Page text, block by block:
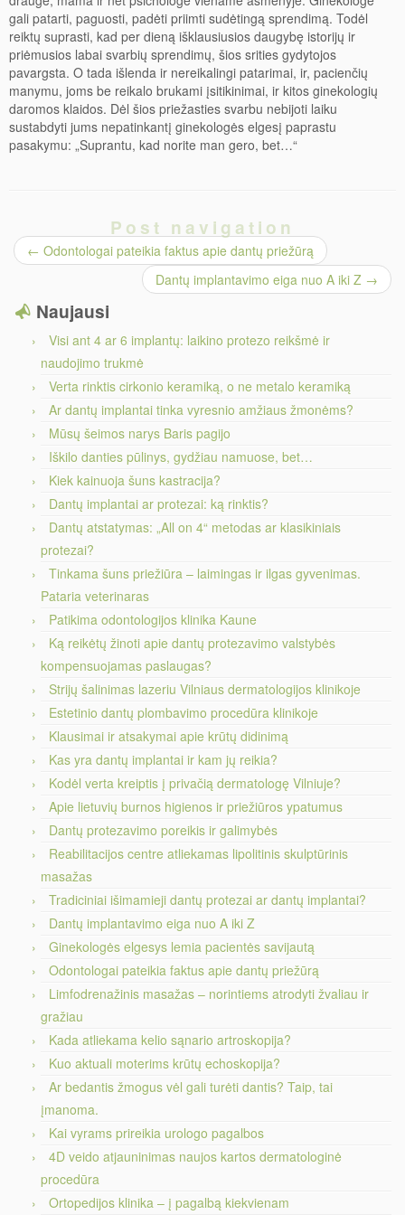
gali patarti, paguosti, padėti priimti sudėtingą sprendimą. Todėl
reiktų suprasti, kad per dieną išklausiusios daugybę istorijų ir
priėmusios labai svarbių sprendimų, šios srities gydytojos
pavargsta. O tada išlenda ir nereikalingi patarimai, ir, pacienčių
manymu, joms be reikalo brukami įsitikinimai, ir kitos ginekologių
daromos klaidos. Dėl šios priežasties svarbu nebijoti laiku
sustabdyti jums nepatinkantį ginekologės elgesį paprastu
pasakymu: „Suprantu, kad norite man gero, bet…“
Post navigation
← Odontologai pateikia faktus apie dantų priežūrą
Dantų implantavimo eiga nuo A iki Z →
Naujausi
Visi ant 4 ar 6 implantų: laikino protezo reikšmė ir
naudojimo trukmė
Verta rinktis cirkonio keramiką, o ne metalo keramiką
Ar dantų implantai tinka vyresnio amžiaus žmonėms?
Mūsų šeimos narys Baris pagijo
Iškilo danties pūlinys, gydžiau namuose, bet…
Kiek kainuoja šuns kastracija?
Dantų implantai ar protezai: ką rinktis?
Dantų atstatymas: „All on 4“ metodas ar klasikiniais
protezai?
Tinkama šuns priežiūra – laimingas ir ilgas gyvenimas.
Pataria veterinaras
Patikima odontologijos klinika Kaune
Ką reikėtų žinoti apie dantų protezavimo valstybės
kompensuojamas paslaugas?
Strijų šalinimas lazeriu Vilniaus dermatologijos klinikoje
Estetinio dantų plombavimo procedūra klinikoje
Klausimai ir atsakymai apie krūtų didinimą
Kas yra dantų implantai ir kam jų reikia?
Kodėl verta kreiptis į privačią dermatologę Vilniuje?
Apie lietuvių burnos higienos ir priežiūros ypatumus
Dantų protezavimo poreikis ir galimybės
Reabilitacijos centre atliekamas lipolitinis skulptūrinis
masažas
Tradiciniai išimamieji dantų protezai ar dantų implantai?
Dantų implantavimo eiga nuo A iki Z
Ginekologės elgesys lemia pacientės savijautą
Odontologai pateikia faktus apie dantų priežūrą
Limfodrenažinis masažas – norintiems atrodyti žvaliau ir
gražiau
Kada atliekama kelio sąnario artroskopija?
Kuo aktuali moterims krūtų echoskopija?
Ar bedantis žmogus vėl gali turėti dantis? Taip, tai
įmanoma.
Kai vyrams prireikia urologo pagalbos
4D veido atjauninimas naujos kartos dermatologinė
procedūra
Ortopedijos klinika – į pagalbą kiekvienam